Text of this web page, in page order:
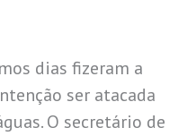
dias fizeram a
ser atacada
O secretário de